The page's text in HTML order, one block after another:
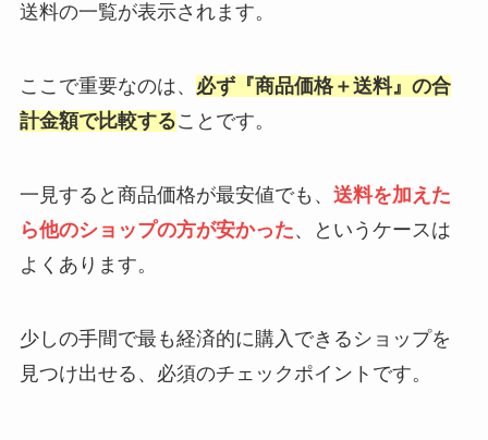
送料の一覧が表示されます。
ここで重要なのは、 必ず『商品価格＋送料』の合
計金額で比較することです。
一見すると商品価格が最安値でも、 送料を加えた
ら他のショップの方が安かった、というケースは
よくあります。
少しの手間で最も経済的に購入できるショップを
見つけ出せる、必須のチェックポイントです。